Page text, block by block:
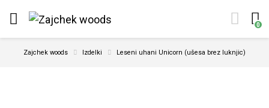
0
Zajchek woods Izdelki Leseni uhani Unicorn (ušesa brez luknjic)